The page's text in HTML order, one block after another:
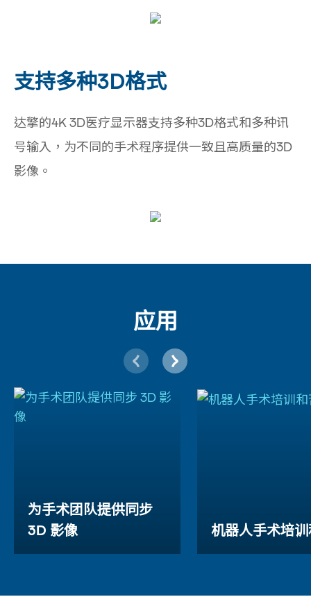
支持多种3D格式
达擎的4K 3D医疗显示器支持多种3D格式和多种讯
号输入，为不同的手术程序提供一致且高质量的3D
影像。
应用
为手术团队提供同步
3D 影像
机器人手术培